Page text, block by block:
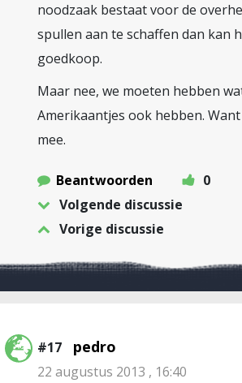
noodzaak bestaat voor de
spullen aan te schaffen dan kan
goedkoop.
Maar nee, we moeten hebben
Amerikaantjes ook hebben.
mee.
Beantwoorden
0
Volgende discussie
Vorige discussie
#17 pedro
22 augustus 2013 , 16:40